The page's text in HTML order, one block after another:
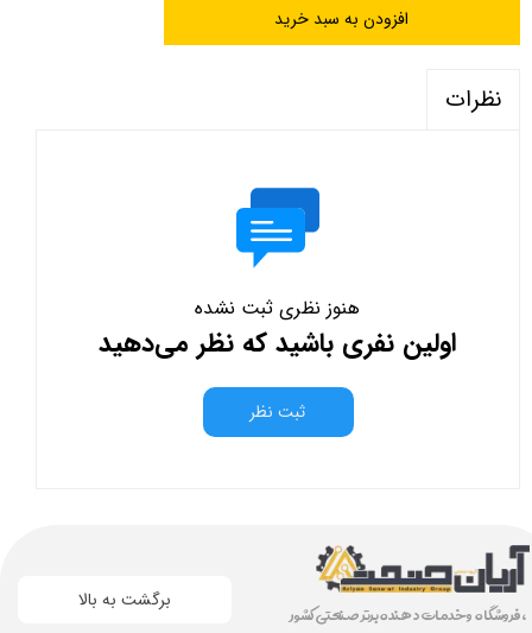
افزودن به سبد خرید
نظرات
هنوز نظری ثبت نشده
اولین نفری باشید که نظر می‌دهید
ثبت نظر
برگشت به بالا ، فروشگاه و خدمات دهنده برتر صنعتی کشور